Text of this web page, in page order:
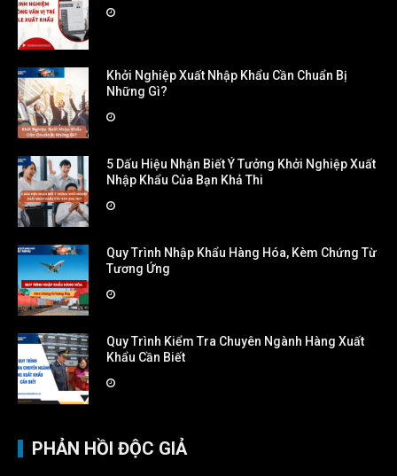
Khởi Nghiệp Xuất Nhập Khẩu Cần Chuẩn Bị
Những Gì?
5 Dấu Hiệu Nhận Biết Ý Tưởng Khởi Nghiệp Xuất
Nhập Khẩu Của Bạn Khả Thi
Quy Trình Nhập Khẩu Hàng Hóa, Kèm Chứng Từ
Tương Ứng
Quy Trình Kiểm Tra Chuyên Ngành Hàng Xuất
Khẩu Cần Biết
PHẢN HỒI ĐỘC GIẢ